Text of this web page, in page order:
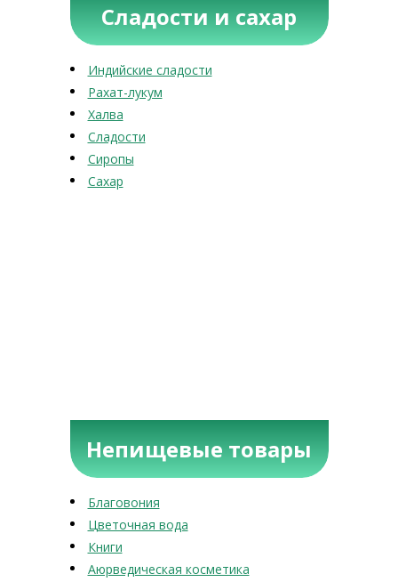
Сладости и сахар
Индийские сладости
Рахат-лукум
Халва
Сладости
Сиропы
Сахар
Непищевые товары
Благовония
Цветочная вода
Книги
Аюрведическая косметика